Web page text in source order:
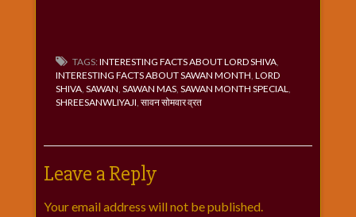
TAGS: INTERESTING FACTS ABOUT LORD SHIVA,
INTERESTING FACTS ABOUT SAWAN MONTH, LORD
SHIVA, SAWAN, SAWAN MAS, SAWAN MONTH SPECIAL,
SHREESANWLIYAJI, सावन सोमवार व्रत
Leave a Reply
Your email address will not be published.